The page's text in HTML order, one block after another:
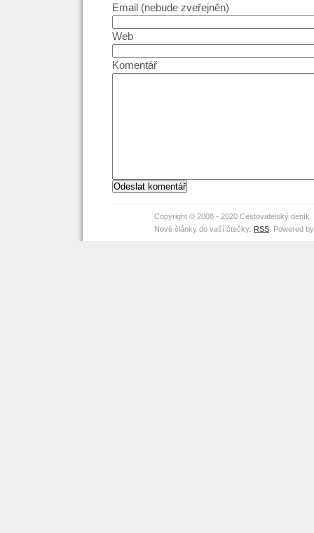
Email (nebude zveřejněn)
Web
Komentář
Copyright © 2008 - 2020 Cestovatelský
Nové články do vaší čtečky: RSS . Powered